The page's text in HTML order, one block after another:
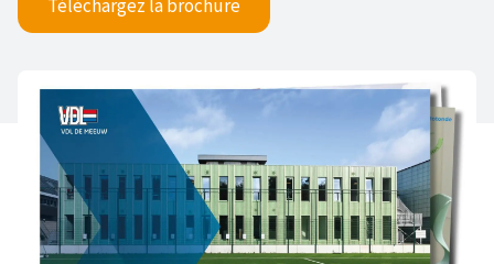
Téléchargez la brochure
Back to archive